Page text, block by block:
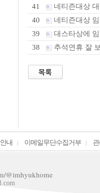
41 네티즌대상
40 네티즌대상
39 대스타상에
38 추석연휴 잘
내 이메일무단수집거부
@imhyukhome